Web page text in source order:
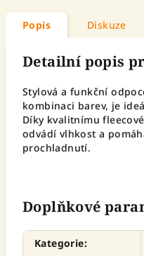
Popis Diskuze
Detailní popis
Stylová a funkční
kombinaci barev, je
Díky kvalitnímu
odvádí vlhkost a
prochladnutí.
Doplňkové
Kategorie: